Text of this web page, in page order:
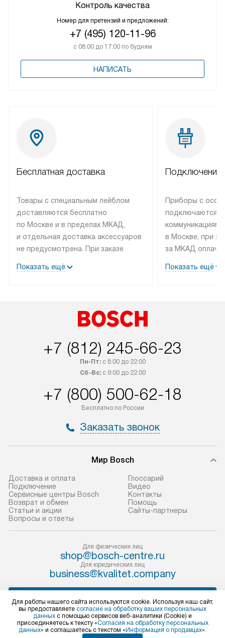
Контроль качества
Номер для претензий и предложений:
+7 (495) 120-11-96
с 08:00 до 17:00 по будням
НАПИСАТЬ
Бесплатная доставка
Товары с специальным лейблом
доставляются бесплатно
по Москве и в пределах МКАД,
и отдельная доставка аксессуаров
не предусмотрена. При заказе
рекомендуем обсудить
со статусом «В наличии» могут
быть отправлены покупателю
интересен товар «Под заказ»,
обсудите возможность его
приобретения с менеджером сайта.
доставляются бесплатно
по Москве в пределах МКАД,
не предусмотрена.
доставки доставит упакованный
прибор до двери или прихожей.
Если необходимо переместить
прибор до места установки,
пожалуйста, предварительно
уточните это с менеджером.
За данную услугу взимается
дополнительная плата. Важно
учитывать, что если размеры
прибора не позволяют ему пройти
демонтировать дверцы, ручки или
другие выступающие элементы, так
как это может привести к отказу
Показать ещё
Подключение
Приборы с
подключаются к
коммуникациям
в Москве, при
за МКАД
партнера
по монтажу
материалы.
от категории,
к воде, крана и
разблокировку
монтаж техники
на место с
подключение к
Показать ещё
+7 (812) 245-66-23
Пн-Пт:с 8:00 до 22:00
Сб-Вс:с 9:00 до 22:00
+7 (800) 500-62-18
Бесплатно по России
Заказать звонок
Мир Bosch
Доставка и оплата
Подключение
Сервисные центры Bosch
Возврат и обмен
Статьи и акции
Вопросы и ответы
Глоссарий
Видео
Контакты
Помощь
Сайты-партнеры
Для физических лиц
shop@bosch-centre.ru
Для юридических лиц
business@kvalitet.company
Политика конфиденциальности
Условия продажи
Для работы нашего сайта используются cookie. Используя наш сайт,
вы предоставляете согласие на обработку ваших персональных
данных с помощью сервисов веб-аналитики (Cookie) и
присоединяетесь к тексту «Согласия на обработку персональных
данных» и соглашаетесь с текстом « Информация о продавцах».